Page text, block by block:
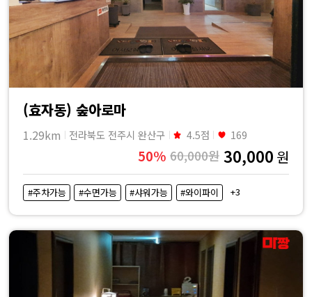
(효자동) 숲아로마
1.29km 전라북도 전주시 완산구 4.5점 169
50% 60,000원 30,000 원
#주차가능 #수면가능 #샤워가능 #와이파이 +3